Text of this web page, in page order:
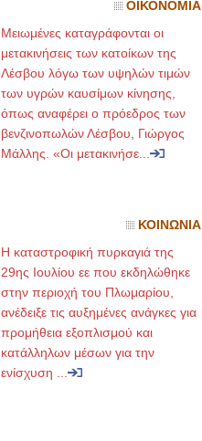
ΟΙΚΟΝΟΜΙΑ
Μειωμένες καταγράφονται οι
μετακινήσεις των κατοίκων της
Λέσβου λόγω των υψηλών τιμών
των υγρών καυσίμων κίνησης,
όπως αναφέρει ο πρόεδρος των
βενζινοπωλών Λέσβου, Γιώργος
Μάλλης. «Οι μετακινήσε...
ΚΟΙΝΩΝΙΑ
Η καταστροφική πυρκαγιά της
29ης Ιουλίου εε που εκδηλώθηκε
στην περιοχή του Πλωμαρίου,
ανέδειξε τις αυξημένες ανάγκες για
προμήθεια εξοπλισμού και
κατάλληλων μέσων για την
ενίσχυση ...